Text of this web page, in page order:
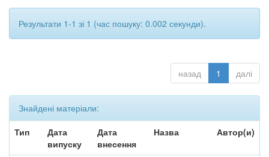
Результати 1-1 зі 1 (час пошуку: 0.002 секунди).
назад 1 далі
Знайдені матеріали:
Тип
Дата
випуску
Дата
внесення
Назва Автор(и)